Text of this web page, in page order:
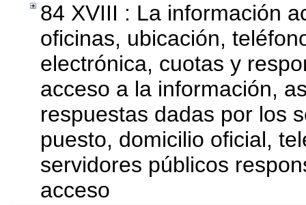
84 XVIII : La información
oficinas, ubicación,
electrónica, cuotas y
acceso a la información,
respuestas dadas por los
puesto, domicilio oficial,
servidores públicos
acceso